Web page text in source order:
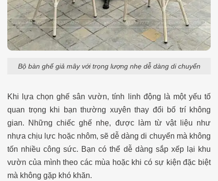
Bộ bàn ghế giả mây với trọng lượng nhẹ dễ dàng di chuyển
Khi lựa chọn ghế sân vườn, tính linh động là một yếu tố
quan trọng khi bạn thường xuyên thay đổi bố trí không
gian. Những chiếc ghế nhẹ, được làm từ vật liệu như
nhựa chịu lực hoặc nhôm, sẽ dễ dàng di chuyển mà không
tốn nhiều công sức. Bạn có thể dễ dàng sắp xếp lại khu
vườn của mình theo các mùa hoặc khi có sự kiện đặc biệt
mà không gặp khó khăn.